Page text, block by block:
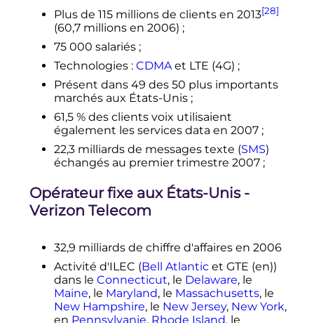
Plus de 115 millions de clients en 2013[28]
(60,7 millions en 2006) ;
75 000 salariés ;
Technologies : CDMAet LTE (4G) ;
Présent dans 49 des 50 plus importants
marchés aux États-Unis ;
61,5 % des clients voix utilisaient
également les services data en 2007 ;
22,3 milliards de messages texte (SMS)
échangés au premier trimestre 2007 ;
Opérateur fixe aux États-Unis -
Verizon Telecom
32,9 milliards de chiffre d'affaires en 2006
Activité d'ILEC (Bell Atlanticet GTE (en))
dans le Connecticut, le Delaware, le
Maine, le Maryland, le Massachusetts, le
New Hampshire, le New Jersey, New York,
en Pennsylvanie, Rhode Island, le